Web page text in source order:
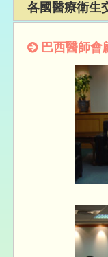
各國醫療衛生
巴西醫師會